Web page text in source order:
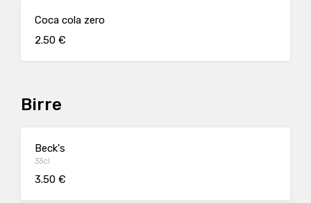
Coca cola zero
2.50 €
Birre
Beck's
33cl
3.50 €